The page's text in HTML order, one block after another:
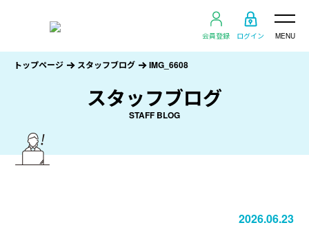
会員登録 ログイン MENU
スタッフブログ
STAFF BLOG
トップページ スタッフブログ IMG_6608
2026.06.23